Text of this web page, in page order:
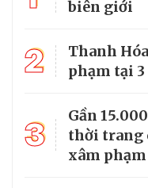
biên giới
2
Thanh
phạm tại
3
Gần
thời trang
xâm